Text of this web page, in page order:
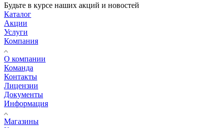
Будьте в курсе наших акций и новостей
Каталог
Акции
Услуги
Компания
О компании
Команда
Контакты
Лицензии
Документы
Информация
Магазины